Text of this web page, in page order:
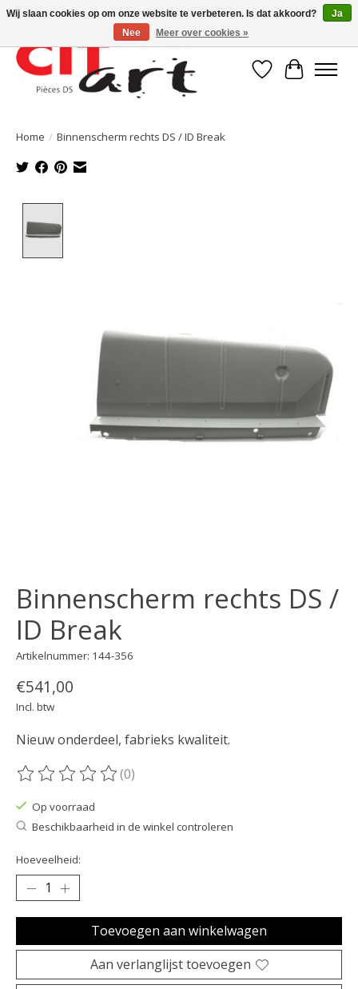
Verlanglijst
Home / Binnenscherm rechts DS / ID Break
Binnenscherm rechts DS /
ID Break
Artikelnummer: 144-356
€541,00
Incl. btw
Nieuw onderdeel, fabrieks kwaliteit.
De beoordeling van dit product is
(0)
Op voorraad
Beschikbaarheid in de winkel controleren
Hoeveelheid:
Toevoegen aan winkelwagen
Aan verlanglijst toevoegen
Wij slaan cookies op om onze website te verbeteren. Is dat akkoord?
Ja
Nee
Meer over cookies »